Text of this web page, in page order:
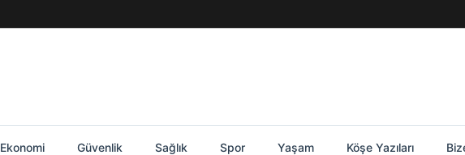
Ekonomi Güvenlik Sağlık Spor Yaşam Köşe Yazıları